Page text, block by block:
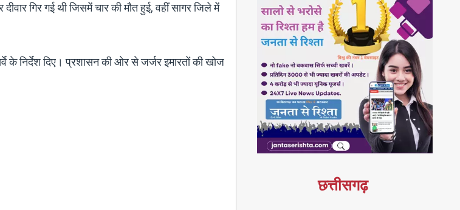
गिर गई थी जिसमें चार की मौत हुई, वहीं सागर जिले में
के निर्देश दिए। प्रशासन की ओर से जर्जर इमारतों की खोज
छत्तीसगढ़